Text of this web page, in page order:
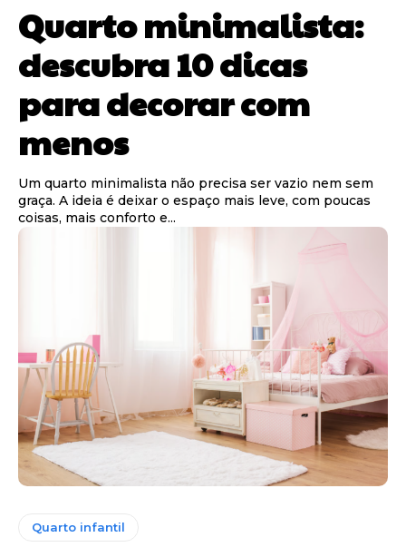
Quarto minimalista:
descubra 10 dicas
para decorar com
menos
Um quarto minimalista não precisa ser vazio nem sem
graça. A ideia é deixar o espaço mais leve, com poucas
coisas, mais conforto e...
Quarto infantil